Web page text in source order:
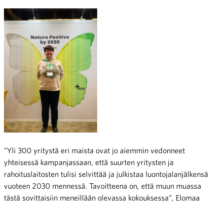
”Yli 300 yritystä eri maista ovat jo aiemmin vedonneet
yhteisessä kampanjassaan, että suurten yritysten ja
rahoituslaitosten tulisi selvittää ja julkistaa luontojalanjälkensä
vuoteen 2030 mennessä. Tavoitteena on, että muun muassa
tästä sovittaisiin meneillään olevassa kokouksessa”, Elomaa